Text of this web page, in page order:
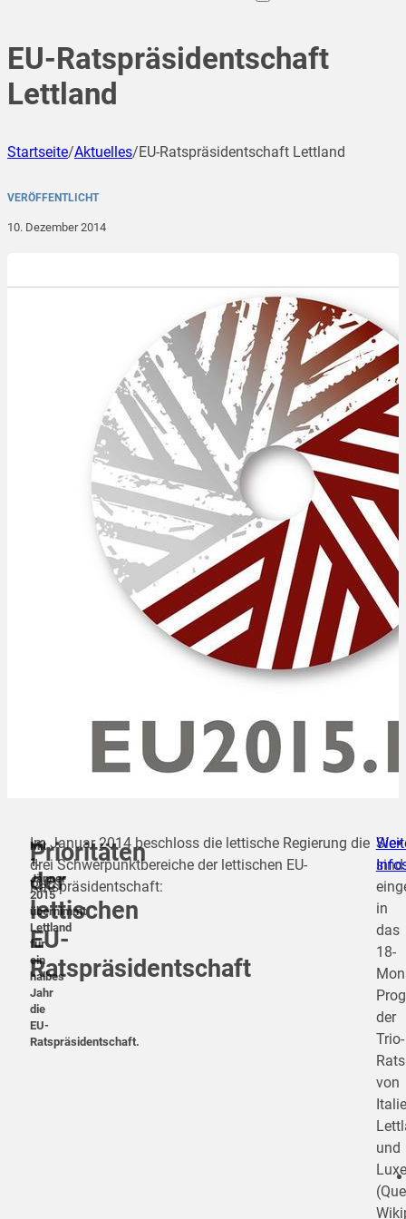
EU-Ratspräsidentschaft
Lettland
Startseite/Aktuelles/EU-Ratspräsidentschaft Lettland
VERÖFFENTLICHT
10. Dezember 2014
Mit
1.
Jänner
2015
übernimmt
Lettland
für
ein
halbes
Jahr
die
EU-
Ratspräsidentschaft.
Prioritäten
der
lettischen
EU-
Ratspräsidentschaft
Im Januar 2014 beschloss die lettische Regierung die
drei Schwerpunktbereiche der lettischen EU-
Ratspräsidentschaft:
Sie
sind
in
das
18-
der
Trio-
von
und